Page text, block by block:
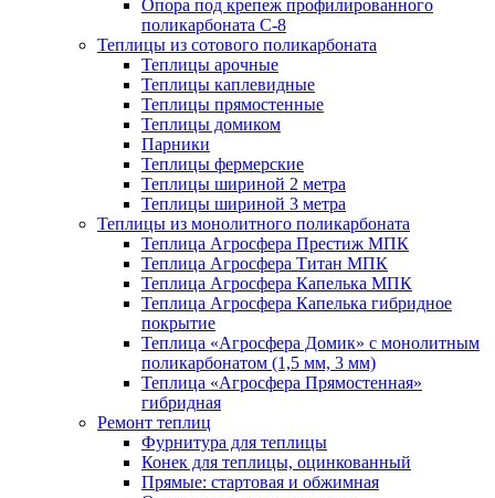
Опора под крепеж профилированного
поликарбоната С-8
Теплицы из сотового поликарбоната
Теплицы арочные
Теплицы каплевидные
Теплицы прямостенные
Теплицы домиком
Парники
Теплицы фермерские
Теплицы шириной 2 метра
Теплицы шириной 3 метра
Теплицы из монолитного поликарбоната
Теплица Агросфера Престиж МПК
Теплица Агросфера Титан МПК
Теплица Агросфера Капелька МПК
Теплица Агросфера Капелька гибридное
покрытие
Теплица «Агросфера Домик» с монолитным
поликарбонатом (1,5 мм, 3 мм)
Теплица «Агросфера Прямостенная»
гибридная
Ремонт теплиц
Фурнитура для теплицы
Конек для теплицы, оцинкованный
Прямые: стартовая и обжимная